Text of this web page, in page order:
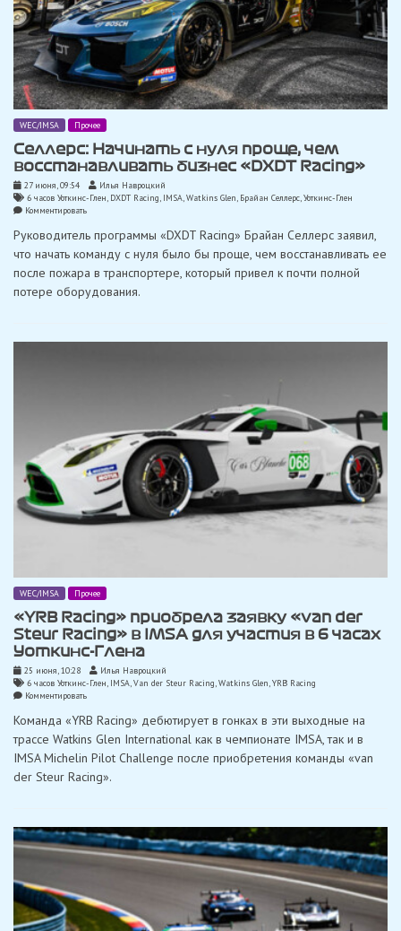
WEC/IMSA Прочее
Селлерс: Начинать с нуля проще, чем
восстанавливать бизнес «DXDT Racing»
27 июня, 09:54
Илья Навроцкий
6 часов Уоткинс-Глен, DXDT Racing, IMSA,Watkins Glen, Брайан Селлерс,Уоткинс-Глен
Комментироватьon
Начинать
нуля
проще,
восстанавливать
Руководитель программы «DXDT Racing» Брайан Селлерс заявил,
что начать команду с нуля было бы проще, чем восстанавливать ее
после пожара в транспортере, который привел к почти полной
потере оборудования.
WEC/IMSA Прочее
«YRB Racing» приобрела заявку «van der
Steur Racing» в IMSA для участия в 6 часах
Уоткинс-Глена
25 июня, 10:28
Илья Навроцкий
6 часов Уоткинс-Глен, IMSA,Van der Steur Racing,Watkins Glen,YRB Racing
Комментироватьon
Racing»
приобрела
заявку
«van
der
Steur
для
участия
Уоткинс-
Глена
Команда «YRB Racing» дебютирует в гонках в эти выходные на
трассе Watkins Glen International как в чемпионате IMSA, так и в
IMSA Michelin Pilot Challenge после приобретения команды «van
der Steur Racing».